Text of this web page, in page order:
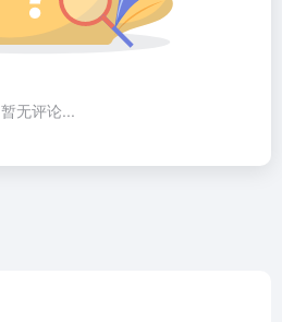
暂无评论...